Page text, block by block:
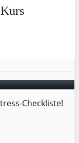
Checkliste!